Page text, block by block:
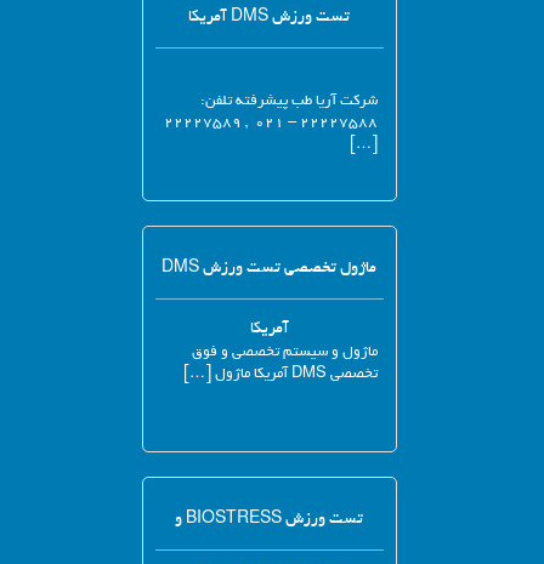
تست ورزش DMS آمریکا
شرکت آریا طب پیشرفته تلفن:
۲۲۲۲۷۵۸۸ – ۰۲۱ , ۲۲۲۲۷۵۸۹
[…]
ماژول تخصصی تست ورزش DMS
آمریکا
ماژول و سیستم تخصصی و فوق
تخصصی DMS آمریکا ماژول […]
تست ورزش BIOSTRESS و